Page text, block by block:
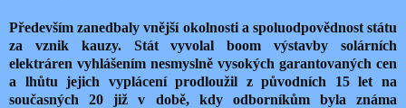
Především zanedbaly vnější okolnosti a spoluodpovědnost státu
za vznik kauzy. Stát vyvolal boom výstavby solárních
elektráren vyhlášením nesmyslně vysokých garantovaných cen
a lhůtu jejich vyplácení prodloužil z původních 15 let na
současných 20 již v době, kdy odborníkům byla známa